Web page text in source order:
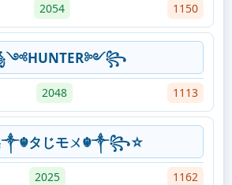
2054 1150
2048 1113
タじモㄨ☬༒꧂☆
2025 1162